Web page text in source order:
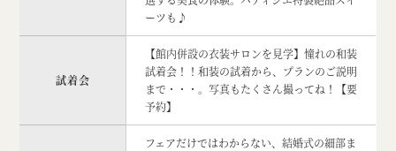
ーツも♪
試着会
【館内併設の衣装サロンを見学】憧れの和装
試着会！！和装の試着から、プランのご説明
まで・・・。写真もたくさん撮ってね！【要
予約】
フェアだけではわからない、結婚式の細部ま